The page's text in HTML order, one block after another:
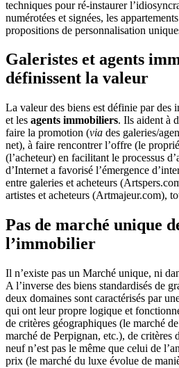
techniques pour ré-instaurer
numérotées et signées, les
propositions de personnalisation
Galeristes et agents
définissent la valeur
La valeur des biens est définie par des
et les agents immobiliers. Ils aident à
faire la promotion (via des galeries/
net), à faire rencontrer l’offre (le
(l’acheteur) en facilitant le processus
d’Internet a favorisé l’émergence
entre galeries et acheteurs
artistes et acheteurs (Artmajeur.com),
Pas de marché unique
l’immobilier
Il n’existe pas un Marché unique, ni
A l’inverse des biens standardisés de
deux domaines sont caractérisés par
qui ont leur propre logique et
de critères géographiques (le marché
marché de Perpignan, etc.), de critères
neuf n’est pas le même que celui de
prix (le marché du luxe évolue de